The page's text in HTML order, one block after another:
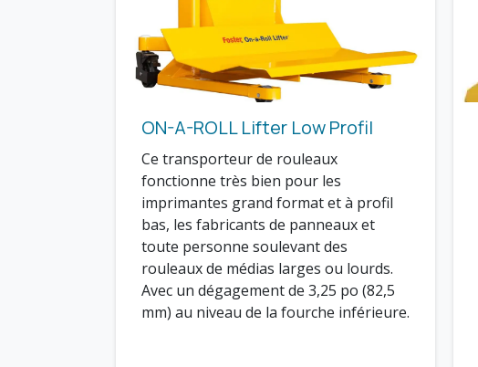
ON-A-ROLL Lifter Low Profil
Ce transporteur de rouleaux
fonctionne très bien pour les
imprimantes grand format et à profil
bas, les fabricants de panneaux et
toute personne soulevant des
rouleaux de médias larges ou lourds.
Avec un dégagement de 3,25 po (82,5
mm) au niveau de la fourche inférieure.